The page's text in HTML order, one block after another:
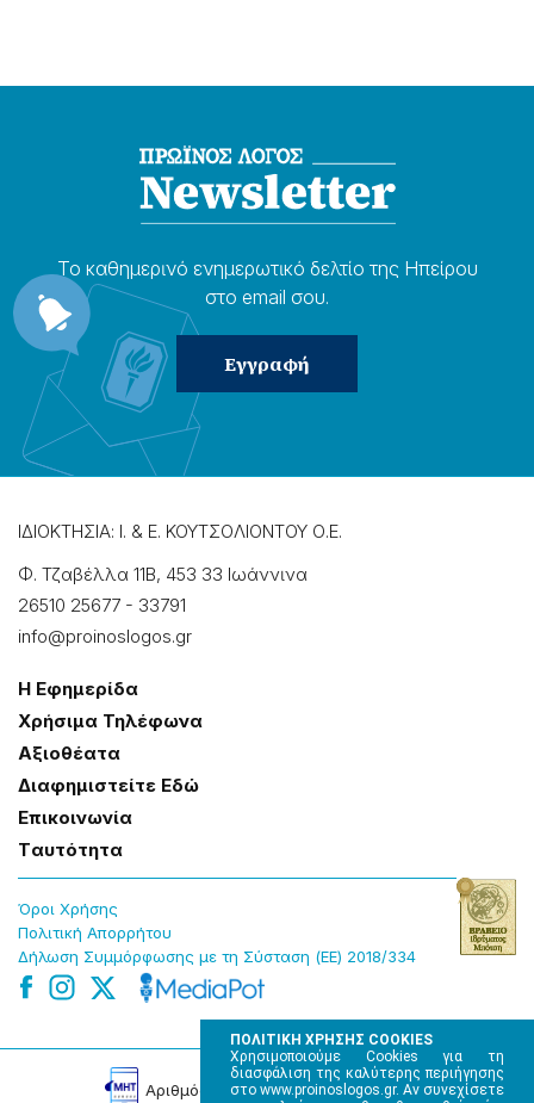
ΠΟΛΙΤΙΚΗ ΧΡΗΣΗΣ COOKIES
Χρησιμοποιούμε Cookies για τη
διασφάλιση της καλύτερης περιήγησης
στο www.proinoslogos.gr. Αν συνεχίσετε
Το καθημερɩνό ενημερωτɩκό δελτίο της Ηπείρου
στο email σου.
ΙΔΙΟΚΤΗΣΙΑ: Ι. & Ε. ΚΟΥΤΣΟΛΙΟΝΤΟΥ Ο.Ε.
Φ. Τζαβέλλα 11Β, 453 33 Ιωάννɩνα
26510 25677 - 33791
info@proinoslogos.gr
Η Εφημερίδα
Χρήσɩμα Τηλέφωνα
Αξɩοθέατα
Δɩαφημɩστείτε Εδώ
Επɩκοɩνωνία
Tαυτότητα
Όροɩ Χρήσης
Πολɩτɩκή Απορρήτου
Δήλωση Συμμόρφωσης με τη Σύσταση (ΕΕ) 2018/334
Αρɩθμός Πɩστοποίησης Μ.Η.Τ. 220242